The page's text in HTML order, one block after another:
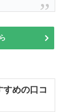
すめの口コ